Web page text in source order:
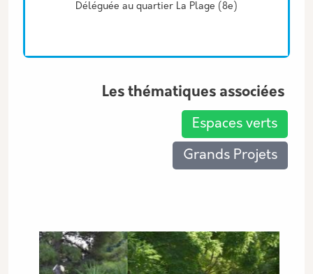
Déléguée au quartier La Plage (8e)
Les thématiques associées
Espaces verts
Grands Projets